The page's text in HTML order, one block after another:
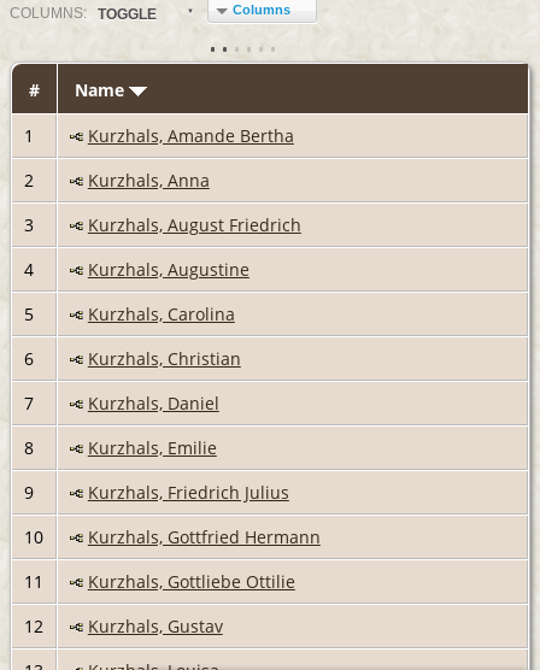
COLUMN S: TOGGLE Columns
#
Name
1
Kurzhals, Amande Bertha
2
Kurzhals, Anna
3
Kurzhals, August Friedrich
4
Kurzhals, Augustine
5
Kurzhals, Carolina
6
Kurzhals, Christian
7
Kurzhals, Daniel
8
Kurzhals, Emilie
9
Kurzhals, Friedrich Julius
10
Kurzhals, Gottfried Hermann
11
Kurzhals, Gottliebe Ottilie
12
Kurzhals, Gustav